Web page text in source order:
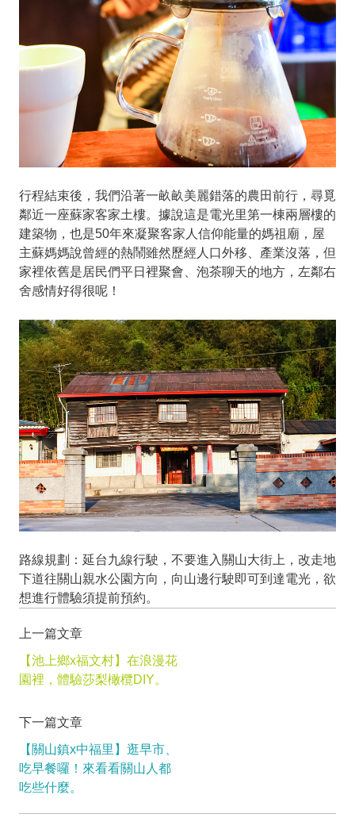
行程結束後，我們沿著一畝畝美麗錯落的農田前行，尋覓
鄰近一座蘇家客家土樓。據說這是電光里第一棟兩層樓的
建築物，也是50年來凝聚客家人信仰能量的媽祖廟，屋
主蘇媽媽說曾經的熱鬧雖然歷經人口外移、產業沒落，但
家裡依舊是居民們平日裡聚會、泡茶聊天的地方，左鄰右
舍感情好得很呢！
路線規劃：延台九線行駛，不要進入關山大街上，改走地
下道往關山親水公園方向，向山邊行駛即可到達電光，欲
想進行體驗須提前預約。
上一篇文章
【池上鄉x福文村】在浪漫花
園裡，體驗莎梨橄欖DIY。
下一篇文章
【關山鎮x中福里】逛早市、
吃早餐囉！來看看關山人都
吃些什麼。